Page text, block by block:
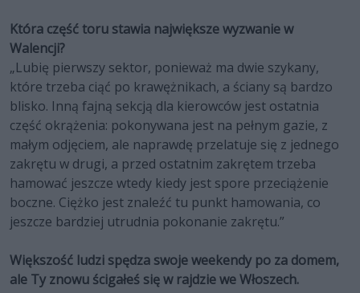
Która część toru stawia największe wyzwanie w
Walencji?
„Lubię pierwszy sektor, ponieważ ma dwie szykany,
które trzeba ciąć po krawężnikach, a ściany są bardzo
blisko. Inną fajną sekcją dla kierowców jest ostatnia
część okrążenia: pokonywana jest na pełnym gazie, z
małym odjęciem, ale naprawdę przelatuje się z jednego
zakrętu w drugi, a przed ostatnim zakrętem trzeba
hamować jeszcze wtedy kiedy jest spore przeciążenie
boczne. Ciężko jest znaleźć tu punkt hamowania, co
jeszcze bardziej utrudnia pokonanie zakrętu.”
Większość ludzi spędza swoje weekendy po za domem,
ale Ty znowu ścigałeś się w rajdzie we Włoszech.